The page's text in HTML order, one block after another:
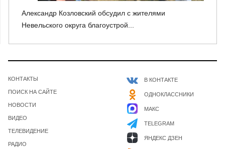
Александр Козловский обсудил с жителями
Невельского округа благоустрой...
КОНТАКТЫ
ПОИСК НА САЙТЕ
НОВОСТИ
ВИДЕО
ТЕЛЕВИДЕНИЕ
РАДИО
В КОНТАКТЕ
ОДНОКЛАССНИКИ
МАКС
TELEGRAM
ЯНДЕКС ДЗЕН